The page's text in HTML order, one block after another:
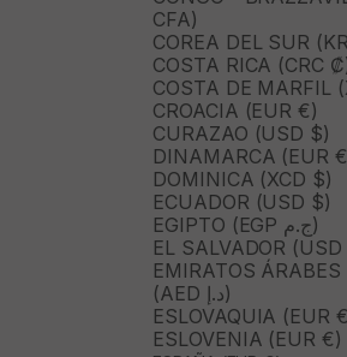
CFA)
COREA DEL SUR
COSTA RICA (CRC
COSTA DE MARFIL
CROACIA (EUR €)
CURAZAO (USD $)
DINAMARCA (EUR
DOMINICA (XCD $)
ECUADOR (USD $)
EGIPTO (EGP ج.م)
EL SALVADOR (USD
EMIRATOS
(AED د.إ)
ESLOVAQUIA (EUR
ESLOVENIA (EUR €)